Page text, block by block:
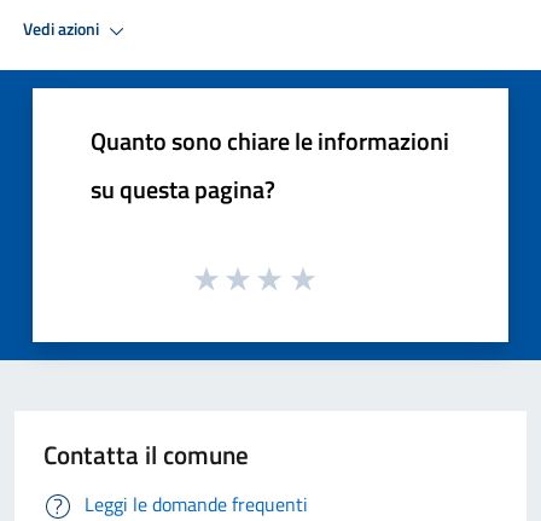
Vedi azioni
Quanto sono chiare le informazioni
su questa pagina?
Contatta il comune
Leggi le domande frequenti